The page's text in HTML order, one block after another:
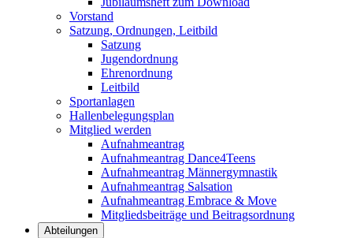
Vorstand
Satzung, Ordnungen, Leitbild
Satzung
Jugendordnung
Ehrenordnung
Leitbild
Sportanlagen
Hallenbelegungsplan
Mitglied werden
Aufnahmeantrag
Aufnahmeantrag Dance4Teens
Aufnahmeantrag Männergymnastik
Aufnahmeantrag Salsation
Aufnahmeantrag Embrace & Move
Mitgliedsbeiträge und Beitragsordnung
Abteilungen